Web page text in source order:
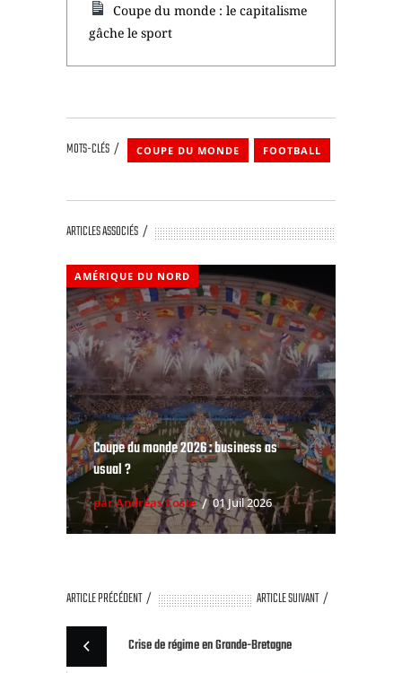
Coupe du monde : le capitalisme
gâche le sport
MOTS-CLÉS COUPE DU MONDE FOOTBALL
ARTICLES ASSOCIÉS
AMÉRIQUE DU NORD
Coupe du monde 2026 : business as
usual ?
par Andréas Coste 01 Juil 2026
ARTICLE PRÉCÉDENT ARTICLE SUIVANT
Crise de régime en Grande-Bretagne